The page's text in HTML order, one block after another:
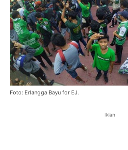
Foto: Erlangga Bayu for EJ.
Iklan